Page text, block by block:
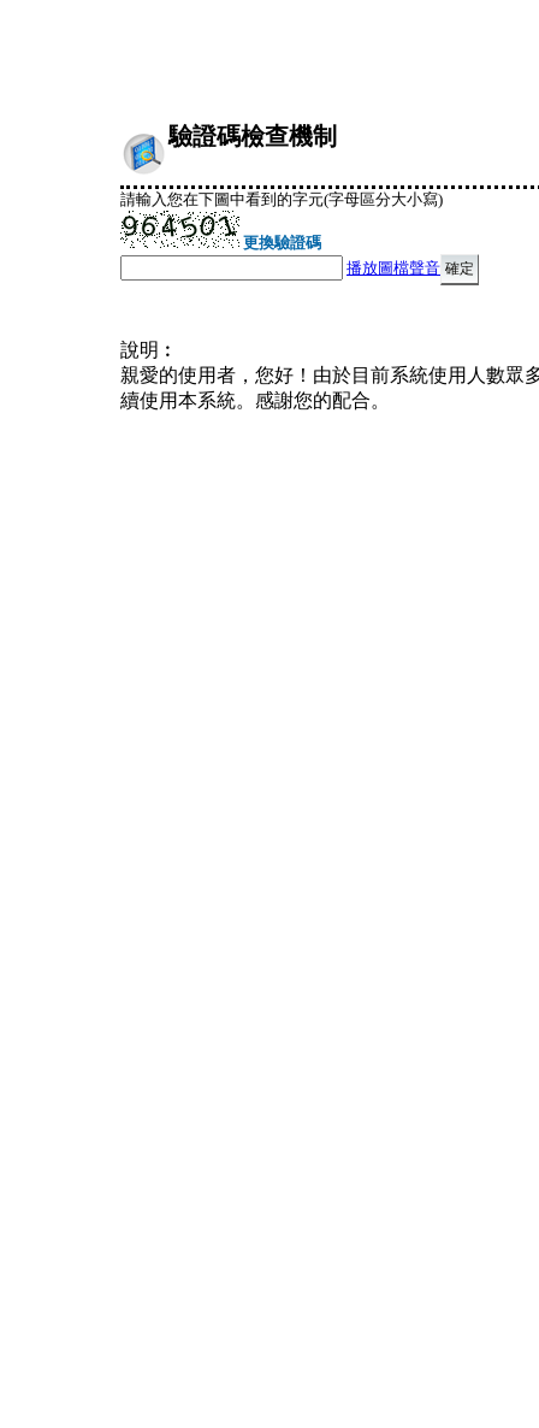
驗證碼檢查機制
請輸入您在下圖中看到的字元(字母區分大小寫)
更換驗證碼
播放圖檔聲音
說明︰
親愛的使用者，您好！由於目前系統使用人數眾
續使用本系統。感謝您的配合。